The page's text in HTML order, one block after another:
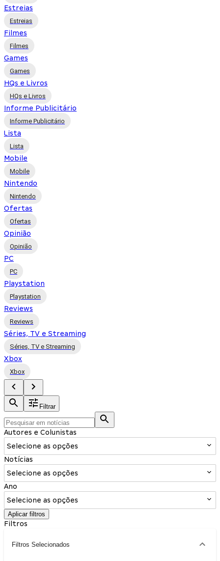
Estreias
Estreias
Filmes
Filmes
Games
Games
HQs e Livros
HQs e Livros
Informe Publicitário
Informe Publicitário
Lista
Lista
Mobile
Mobile
Nintendo
Nintendo
Ofertas
Ofertas
Opinião
Opinião
PC
PC
Playstation
Playstation
Reviews
Reviews
Séries, TV e Streaming
Séries, TV e Streaming
Xbox
Xbox
Filtrar
Autores e Colunistas
Selecione as opções
Notícias
Selecione as opções
Ano
Selecione as opções
Aplicar filtros
Filtros
Filtros Selecionados